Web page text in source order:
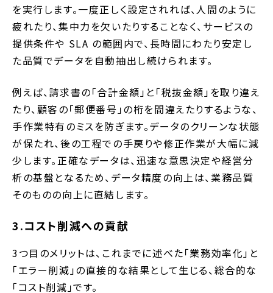
を実行します。一度正しく設定されれば、人間のように
疲れたり、集中力を欠いたりすることなく、サービスの
提供条件や SLA の範囲内で、長時間にわたり安定し
た品質でデータを自動抽出し続けられます。
例えば、請求書の「合計金額」と「税抜金額」を取り違え
たり、顧客の「郵便番号」の桁を間違えたりするような、
手作業特有のミスを防ぎます。データのクリーンな状態
が保たれ、後の工程での手戻りや修正作業が大幅に減
少します。正確なデータは、迅速な意思決定や経営分
析の基盤となるため、データ精度の向上は、業務品質
そのものの向上に直結します。
3.コスト削減への貢献
3つ目のメリットは、これまでに述べた「業務効率化」と
「エラー削減」の直接的な結果として生じる、総合的な
「コスト削減」です。